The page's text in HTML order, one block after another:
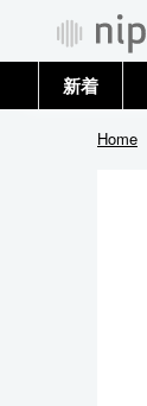
新着
Home